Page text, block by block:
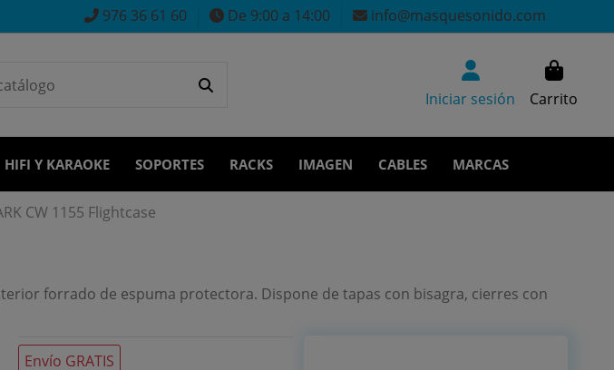
976 36 61 60 De 9:00 a 14:00 info@masquesonido.com
Iniciar sesión Carrito
HIFI Y KARAOKE SOPORTES RACKS IMAGEN CABLES MARCAS
CW 1155 Flightcase
forrado de espuma protectora. Dispone de tapas con bisagra, cierres con
Envío GRATIS